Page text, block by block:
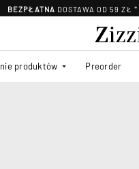
BEZPŁATNA DOSTAWA OD 59 ZŁ *
produktów Preorder